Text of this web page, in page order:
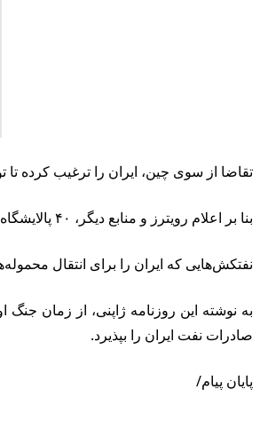
تقاضا از سوی چین، ایران را ترغیب کرده تا تولید خود را
بنا بر اعلام رویترز و منابع دیگر، ۴۰ پالایشگاه مستقل کوچک و متوسط چین، اغلب نفت ایران را با یوآن می‌خرند.
نفتکش‌هایی که ایران را برای انتقال
به نوشته این روزنامه ژاپنی، از زمان
صادرات نفت ایران را بپذیرد.
پایان پیام/